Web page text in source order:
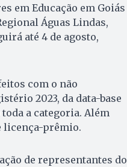
em Educação em Goiás
Águas Lindas,
até 4 de agosto,
com o não
2023, da data-base
a categoria. Além
licença-prêmio.
de representantes do